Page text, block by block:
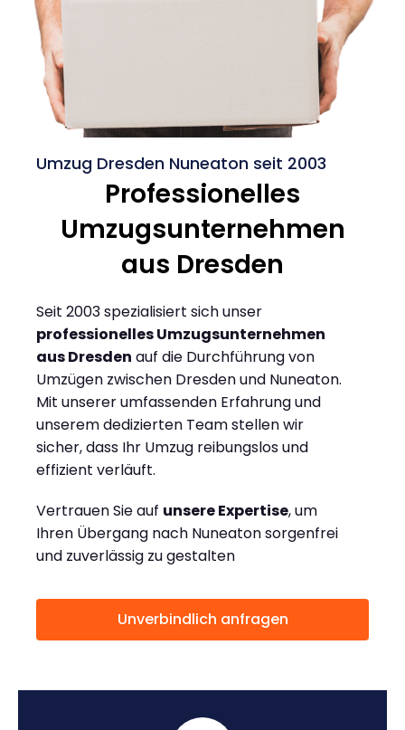
Umzug Dresden Nuneaton seit 2003
Professionelles
Umzugsunternehmen
aus Dresden
Seit 2003 spezialisiert sich unser
professionelles Umzugsunternehmen
aus Dresden auf die Durchführung von
Umzügen zwischen Dresden und Nuneaton.
Mit unserer umfassenden Erfahrung und
unserem dedizierten Team stellen wir
sicher, dass Ihr Umzug reibungslos und
effizient verläuft.
Vertrauen Sie auf unsere Expertise, um
Ihren Übergang nach Nuneaton sorgenfrei
und zuverlässig zu gestalten
Unverbindlich anfragen